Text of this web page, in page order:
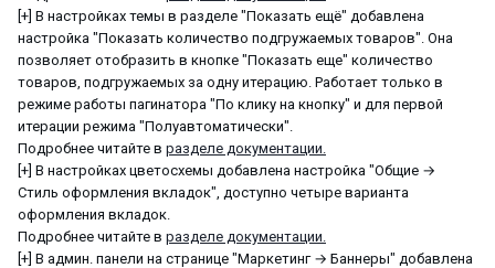
[+] В настройках темы в разделе "Показать ещё" добавлена
настройка "Показать количество подгружаемых товаров". Она
позволяет отобразить в кнопке "Показать еще" количество
товаров, подгружаемых за одну итерацию. Работает только в
режиме работы пагинатора "По клику на кнопку" и для первой
итерации режима "Полуавтоматически".
Подробнее читайте в разделе документации.
[+] В настройках цветосхемы добавлена настройка "Общие →
Стиль оформления вкладок", доступно четыре варианта
оформления вкладок.
Подробнее читайте в разделе документации.
[+] В админ. панели на странице "Маркетинг → Баннеры" добавлена